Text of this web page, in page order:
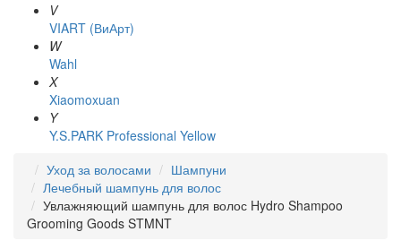
V
VIART (ВиАрт)
W
Wahl
X
Xiaomoxuan
Y
Y.S.PARK Professional Yellow
Уход за волосами
Шампуни
Лечебный шампунь для волос
Увлажняющий шампунь для волос Hydro Shampoo
Grooming Goods STMNT